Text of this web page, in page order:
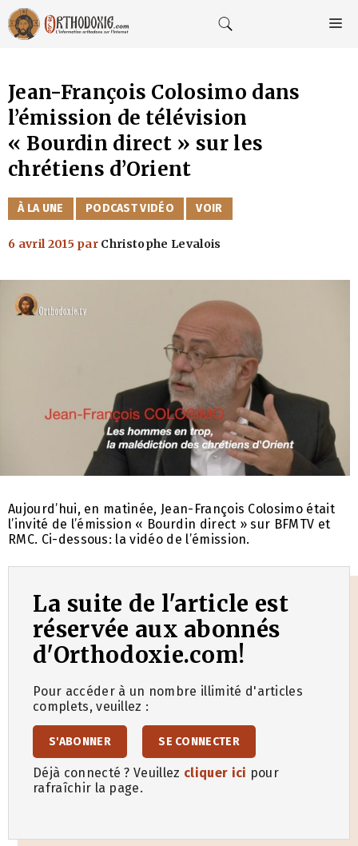
Aller
au
contenu
Jean-François Colosimo dans
l’émission de télévision
« Bourdin direct » sur les
chrétiens d’Orient
CATÉGORIES
À LA UNE PODCAST VIDÉO VOIR
6 avril 2015 par Christophe Levalois
Aujourd’hui, en matinée, Jean-François Colosimo était
l’invité de l’émission « Bourdin direct » sur BFMTV et
RMC. Ci-dessous: la vidéo de l’émission.
La suite de l'article est
réservée aux abonnés
d'Orthodoxie.com!
Pour accéder à un nombre illimité d'articles
complets, veuillez :
S'ABONNER SE CONNECTER
Déjà connecté ? Veuillez cliquer ici pour
rafraîchir la page.